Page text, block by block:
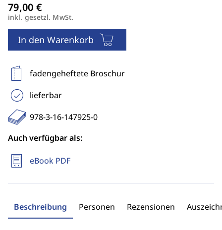
inkl. gesetzl. MwSt.
In den Warenkorb
fadengeheftete Broschur
lieferbar
978-3-16-147925-0
Auch verfügbar als:
eBook PDF
Beschreibung Personen Rezensionen